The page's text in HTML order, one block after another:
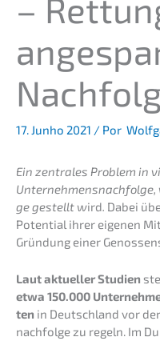
–
17. Junho 2021 / Por
Ein zentra­les Problem in
ge gestellt wird. Dabei
Poten­ti­al ihrer eigenen
Gründung einer
Laut aktuel­ler Studi­en
etwa 150.000
ten in Deutsch­land vor
nachfolge zu regeln. Im